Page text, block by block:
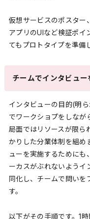
仮想サービスのポスター
アプリのUIなど検証ポイ
てもプロトタイプを準備
チームでインタビュー
インタビューの目的(明
でワークショプをしな
局面ではリソースが限ら
かりした分業体制を組め
ューを実施するためにも
ーカスがぶれないようイ
同化し、チームで問いを
す。
以下がその手順です。1